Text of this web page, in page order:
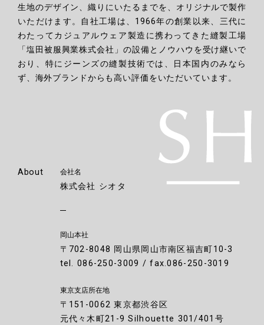
Contact
info@shiota-group.co.jp
instagram
生地のデザイン、織りにいたるまでを、オリジナルで製作
いただけます。
自社工場は、1966年の創業以来、三代に
わたってカジュアルウェア製造に携わってきた 縫製工場
「塩田被服興業株式会社」の設備とノウハウを受け継いで
おり、 特にジーンズの縫製技術では、日本国内のみなら
ず、海外ブランドからも高い評価をいただいています。
About 会社名
株式会社 シオタ
岡山本社
〒702-8048 岡山県岡山市南区福吉町10-3
tel. 086-250-3009 / fax.086-250-3019
東京支店所在地
〒151-0062 東京都渋谷区
元代々木町21-9 Silhouette 301/401号